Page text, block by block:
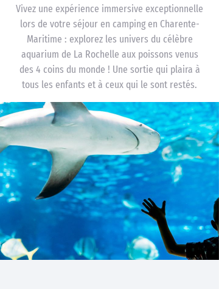
Vivez une expérience immersive exceptionnelle
lors de votre séjour en camping en Charente-
Maritime : explorez les univers du célèbre
aquarium de La Rochelle aux poissons venus
des 4 coins du monde ! Une sortie qui plaira à
tous les enfants et à ceux qui le sont restés.